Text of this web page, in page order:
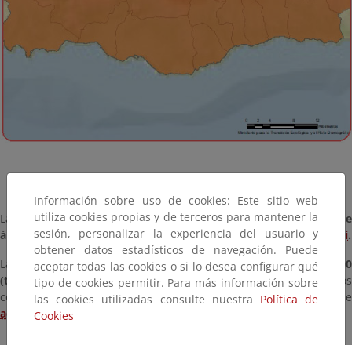
La
relación completa de espacios protegidos Red Natura 2000 de
ámbito marino competencia del MITECOpuede consultarse aquí.
La
relación completa de espacios protegidos Red Natura 2000
(terrestres y marinos) en Españaincluyendo los espacios
competencia de las comunidades autónomas puede consultarse
aquí
Información sobre uso de cookies: Este sitio web
utiliza cookies propias y de terceros para mantener la
sesión, personalizar la experiencia del usuario y
obtener datos estadísticos de navegación. Puede
aceptar todas las cookies o si lo desea configurar qué
tipo de cookies permitir. Para más información sobre
las cookies utilizadas consulte nuestra Política de
Cookies